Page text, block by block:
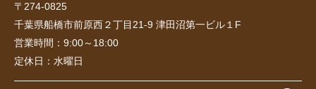
〒274-0825
千葉県船橋市前原西２丁目21-9 津田沼第一ビル１F
営業時間： 9:00～18:00
定休日： 水曜日